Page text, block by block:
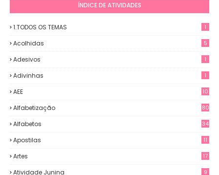
ÍNDICE DE ATIVIDADES
1.TODOS OS TEMAS 1
Acolhidas 5
Adesivos 1
Adivinhas 1
AEE 10
Alfabetização 80
Alfabetos 34
Apostilas 11
Artes 17
Atividade Junina 9